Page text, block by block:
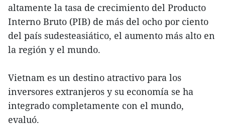
altamente la tasa de crecimiento del Producto
Interno Bruto (PIB) de más del ocho por ciento
del país sudesteasiático, el aumento más alto en
la región y el mundo.
Vietnam es un destino atractivo para los
inversores extranjeros y su economía se ha
integrado completamente con el mundo,
evaluó.